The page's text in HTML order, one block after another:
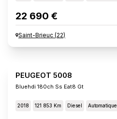
22 690 €
Saint-Brieuc (22)
PEUGEOT 5008
Bluehdi 180ch Ss Eat8 Gt
2018 121 853 Km Diesel Automatique